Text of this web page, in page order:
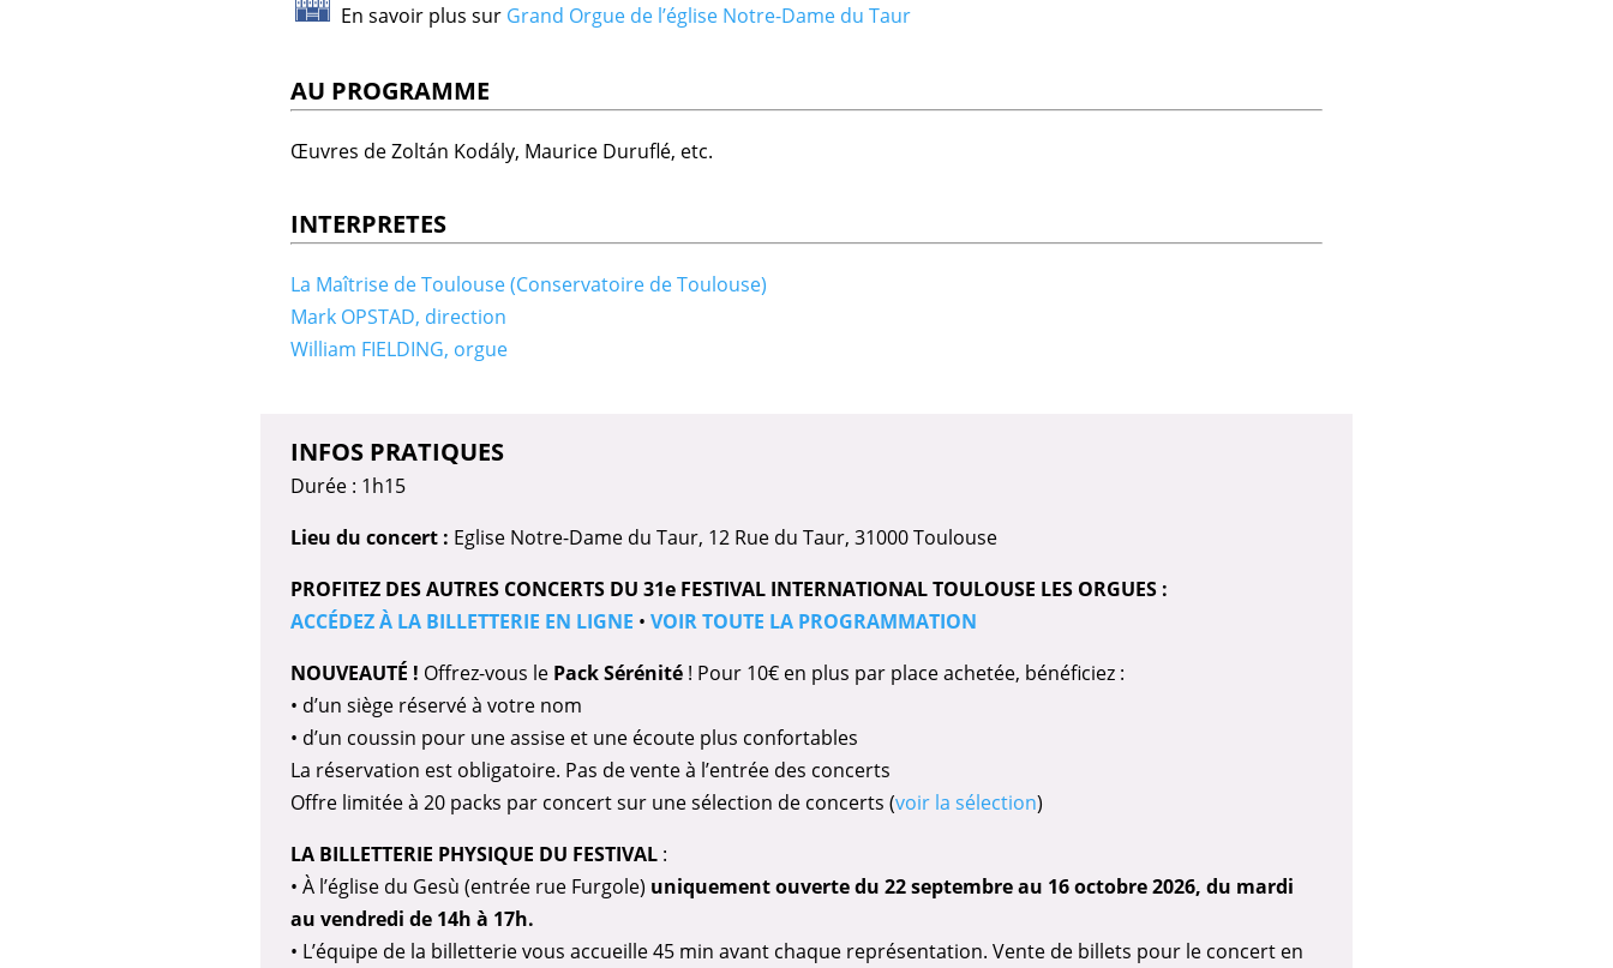
En savoir plus sur Grand Orgue de l’église Notre-Dame du Taur
AU PROGRAMME
Œuvres de Zoltán Kodály, Maurice Duruflé, etc.
INTERPRETES
La Maîtrise de Toulouse (Conservatoire de Toulouse)
Mark OPSTAD, direction
William FIELDING, orgue
INFOS PRATIQUES
Durée : 1h15
Lieu du concert : Eglise Notre-Dame du Taur, 12 Rue du Taur, 31000 Toulouse
PROFITEZ DES AUTRES CONCERTS DU 31e FESTIVAL INTERNATIONAL TOULOUSE LES ORGUES :
ACCÉDEZ À LA BILLETTERIE EN LIGNE • VOIR TOUTE LA PROGRAMMATION
NOUVEAUTÉ ! Offrez-vous le Pack Sérénité! Pour 10€ en plus par place achetée, bénéficiez :
• d’un siège réservé à votre nom
• d’un coussin pour une assise et une écoute plus confortables
La réservation est obligatoire. Pas de vente à l’entrée des concerts
Offre limitée à 20 packs par concert sur une sélection de concerts (voir la sélection)
LA BILLETTERIE PHYSIQUE DU FESTIVAL:
• À l’église du Gesù (entrée rue Furgole) uniquement ouverte du 22 septembre au 16 octobre 2026, du mardi
au vendredi de 14h à 17h.
• L’équipe de la billetterie vous accueille 45 min avant chaque représentation. Vente de billets pour le concert en